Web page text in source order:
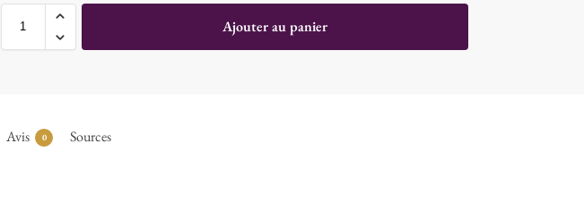
Ajouter au panier
Avis 0 Sources